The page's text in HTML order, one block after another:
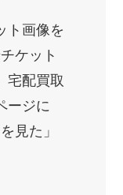
ト画像を
ケット
宅配買取
ージに
見た」